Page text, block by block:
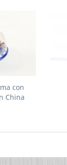
con
China